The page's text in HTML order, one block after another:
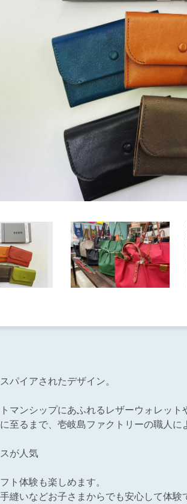
パイアされたデザイン。
マンシップにあふれるレザーウォレット
至るまで、壱岐島ファクトリーの職人に
が人気
ト体験も楽しめます。
縫いなどお子さまからでも安心して体験